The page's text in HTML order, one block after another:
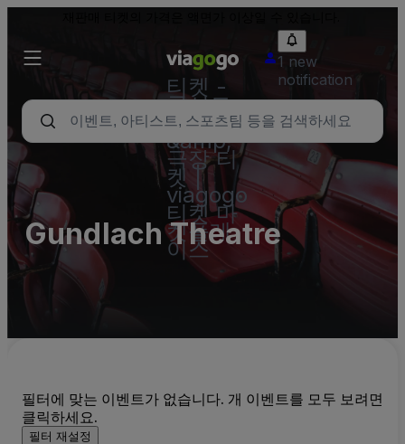
티켓 -
콘서트,
스포츠
&amp;
극장 티
켓 |
viagogo
티켓 마
켓플레
이스
1 new
notification
Gundlach Theatre
필터에 맞는 이벤트가 없습니다. 개 이벤트를 모두 보려면
클릭하세요.
필터 재설정